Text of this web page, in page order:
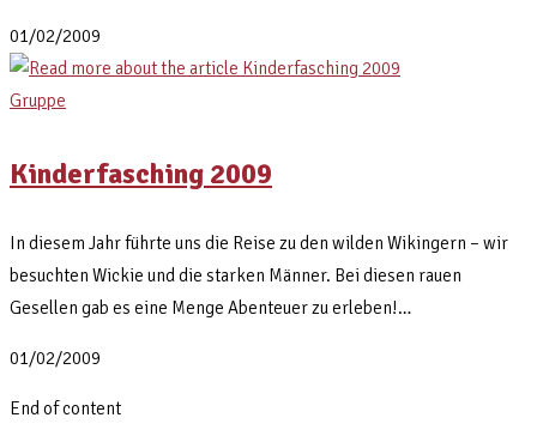
01/02/2009
Gruppe
Kinderfasching 2009
In diesem Jahr führte uns die Reise zu den wilden Wikingern – wir
besuchten Wickie und die starken Männer. Bei diesen rauen
Gesellen gab es eine Menge Abenteuer zu erleben!…
01/02/2009
End of content